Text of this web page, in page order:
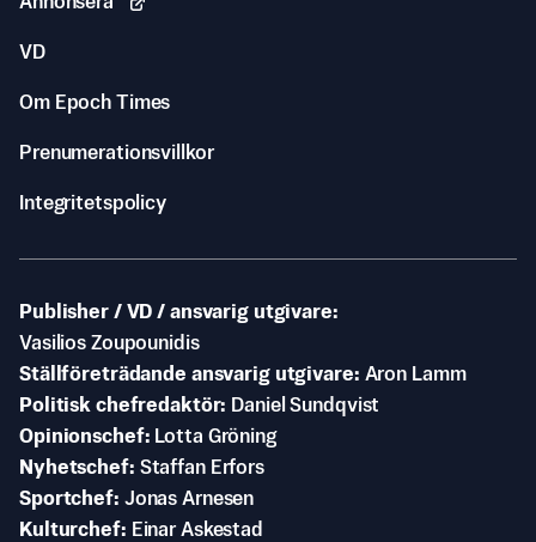
VD
Om Epoch Times
Prenumerationsvillkor
Integritetspolicy
Publisher / VD / ansvarig utgivare
Vasilios Zoupounidis
Ställföreträdande ansvarig utgivare Aron Lamm
Politisk chefredaktör
Daniel Sundqvist
Opinionschef
Lotta Gröning
Nyhetschef Staffan Erfors
Sportchef Jonas Arnesen
Kulturchef
Einar Askestad